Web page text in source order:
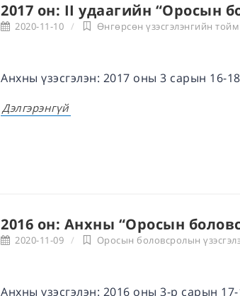
2017 он: II удаагийн “Оросын
2020-11-10 Өнгөрсөн үзэсгэлэнгийн тойм
Анхны үзэсгэлэн: 2017 оны 3 сарын 16-
Дэлгэрэнгүй
2016 он: Анхны “Оросын
2020-11-09 Оросын боловсролын
Анхны үзэсгэлэн: 2016 оны 3-р сарын